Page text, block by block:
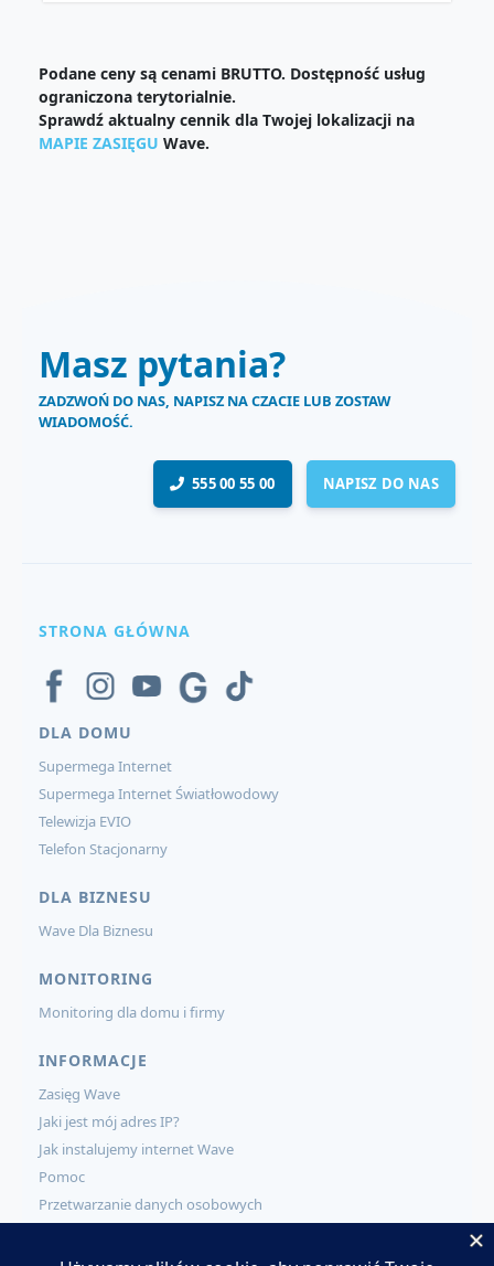
Podane ceny są cenami BRUTTO. Dostępność usług
ograniczona terytorialnie.
Sprawdź aktualny cennik dla Twojej lokalizacji na
MAPIE ZASIĘGU Wave.
Masz pytania?
ZADZWOŃ DO NAS, NAPISZ NA CZACIE LUB ZOSTAW
WIADOMOŚĆ.
555 00 55 00 NAPISZ DO NAS
STRONA GŁÓWNA
DLA DOMU
Supermega Internet
Supermega Internet Światłowodowy
Telewizja EVIO
Telefon Stacjonarny
DLA BIZNESU
Wave Dla Biznesu
MONITORING
Monitoring dla domu i firmy
INFORMACJE
Zasięg Wave
Jaki jest mój adres IP?
Jak instalujemy internet Wave
Pomoc
Przetwarzanie danych osobowych